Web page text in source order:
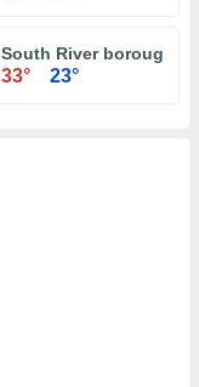
South River borough
33° 23°